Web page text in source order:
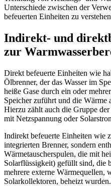
Unterschiede zwischen der
befeuerten Einheiten zu
Indirekt- und
zur
Direkt befeuerte Einheiten wie
Ölbrenner, der das Wasser im
heiße Gase durch ein oder
Speicher zuführt und die Wärme
Hierzu zählt auch die Gruppe
mit Netzspannung oder
Indirekt befeuerte Einheiten wie
integrierten Brenner, sondern
Wärmetauscherspulen, die mit
Solarflüssigkeit) gefüllt sind, die
mehrere externe Wärmequellen,
Solarkollektoren, beheizt wurden.